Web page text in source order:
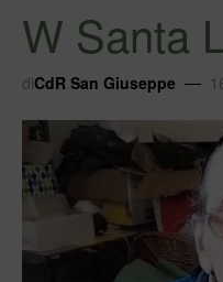
W Santa
diCdR San Giuseppe